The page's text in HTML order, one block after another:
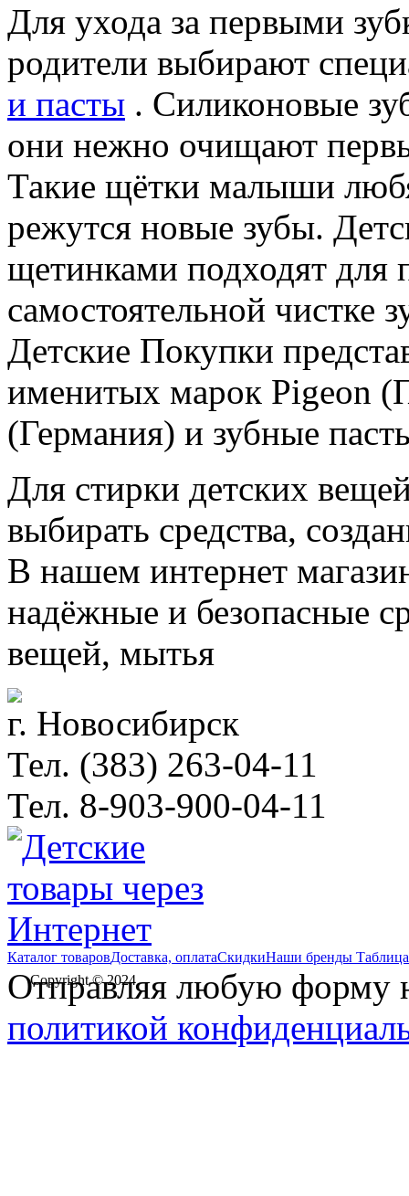
Для ухода за первыми
родители выбирают
и пасты . Силиконовые
они нежно очищают
Такие щётки малыши
режутся новые зубы.
щетинками подходят для
самостоятельной чистке
Детские Покупки
именитых марок Pigeon
(Германия) и зубные
Для стирки детских
выбирать средства,
В нашем интернет
надёжные и безопасные
вещей, мытья
г. Новосибирск
Тел. (383) 263-04-11
Тел. 8-903-900-04-11
Каталог товаровДоставка, оплатаСкидкиНаши бренды
Copyright © 2024
Отправляя любую форму
политикой